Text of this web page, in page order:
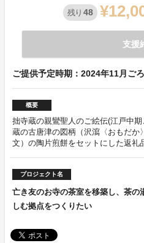
残り 48
支援
ご提供予定時期：2024年11月ごろ
概要
拙寺蔵の親鸞聖人のご絵伝(江戸中
蔵の古唐津の図柄（沢瀉〈おもだか
文）の陶片煎餅をセットにした返礼
プロジェクト名
亡き友のお寺の茶室を移築し、茶の
しむ拠点をつくりたい